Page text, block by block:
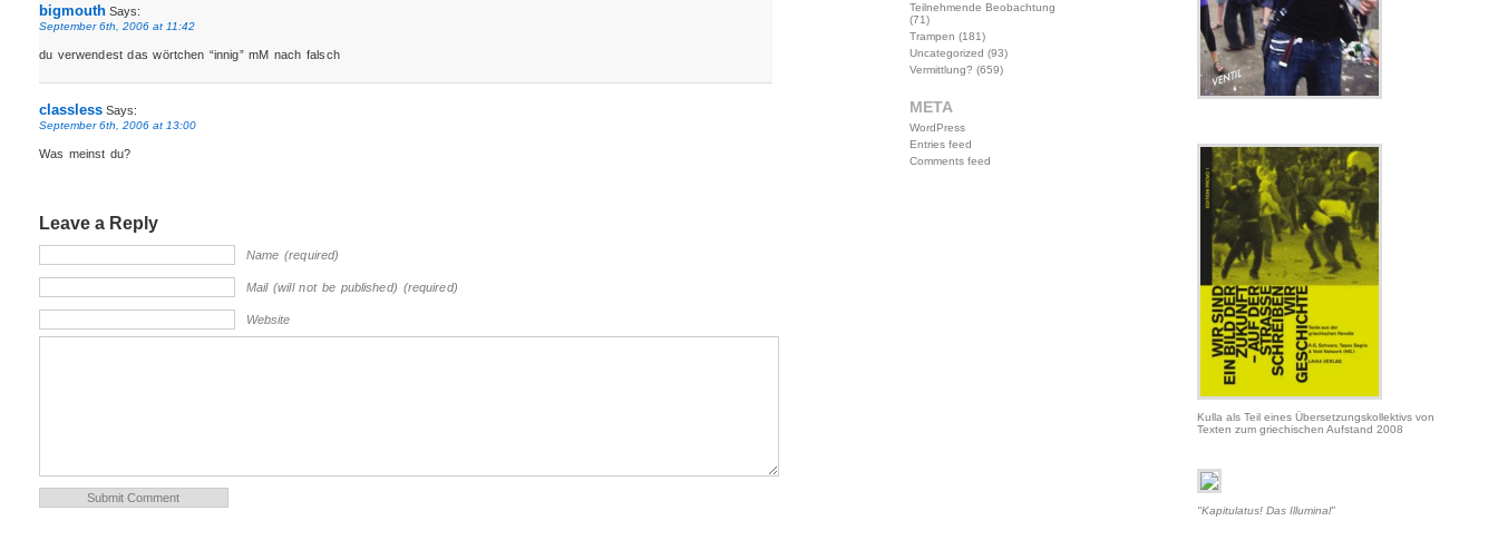
bigmouthSays:
September 6th, 2006 at 11:42
du verwendest das wörtchen “innig” mM nach falsch
classlessSays:
September 6th, 2006 at 13:00
Was meinst du?
Leave a Reply
Name (required)
Mail (will not be published) (required)
Website
Teilnehmende Beobachtung
(71)
Trampen (181)
Uncategorized (93)
Vermittlung? (659)
META
WordPress
Entries feed
Comments feed
Kulla als Teil eines Übersetzungskollektivs von
Texten zum griechischen Aufstand 2008
"Kapitulatus! Das Illuminal"